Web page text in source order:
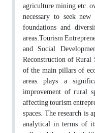
agriculture, mining, etc.,
necessary to seek
foundations and
areas.Tourism
and Social
Reconstruction of Rural
of the main pillars of
areas, plays a
improvement of rural
affecting tourism
spaces. The research
analytical in terms of